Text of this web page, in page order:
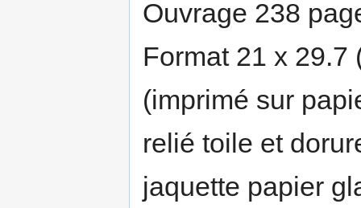
Ouvrage 238
Format 21 x 29.7
(imprimé sur
relié toile et
jaquette papier